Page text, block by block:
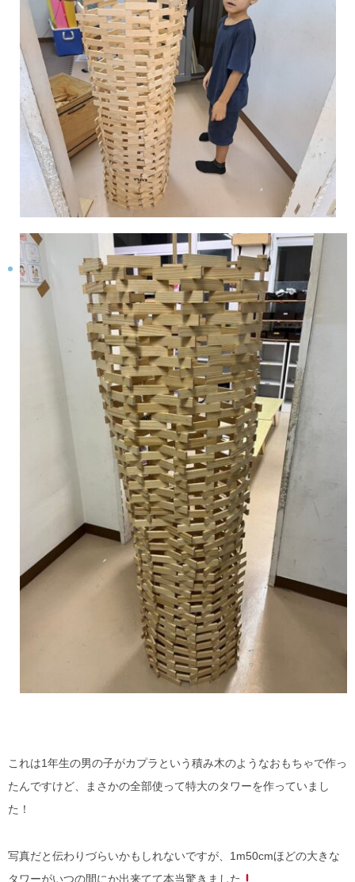
これは1年生の男の子がカプラという積み木のようなおもちゃで作っ
たんですけど、まさかの全部使って特大のタワーを作っていまし
た！
写真だと伝わりづらいかもしれないですが、1m50cmほどの大きな
タワーがいつの間にか出来てて本当驚きました